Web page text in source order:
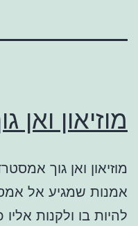
מוזיאון
מוזיאון ואן גוך
אמנות שמגיע אל
להיות בו ולקנות